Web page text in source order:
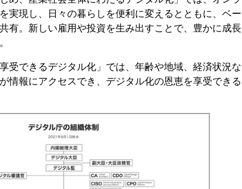
実現し、日々の暮らしを便利に変えるとともに、ベー
有。新しい雇用や投資を生み出すことで、豊かに成長
受できるデジタル化」では、年齢や地域、経済状況な
情報にアクセスでき、デジタル化の恩恵を享受できる